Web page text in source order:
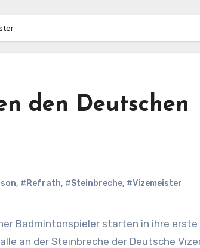
den Deutschen
, #Refrath, #Steinbreche, #Vizemeister
an der Steinbreche der Deutsche